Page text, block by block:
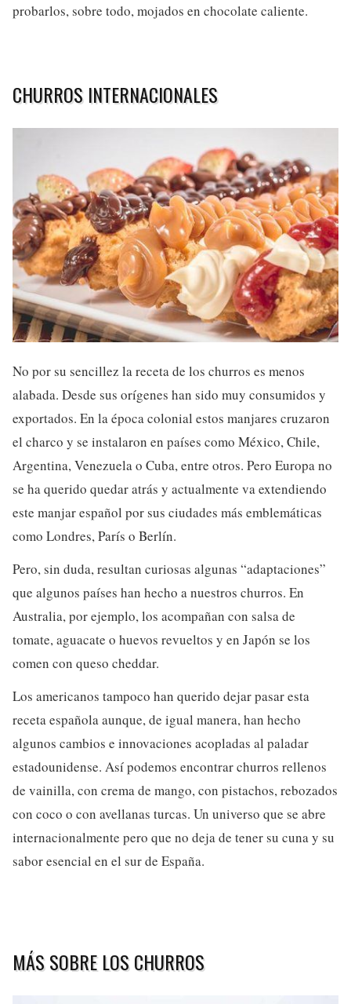
probarlos, sobre todo, mojados en chocolate caliente.
CHURROS INTERNACIONALES
No por su sencillez la receta de los churros es menos
alabada. Desde sus orígenes han sido muy consumidos y
exportados. En la época colonial estos manjares cruzaron
el charco y se instalaron en países como México, Chile,
Argentina, Venezuela o Cuba, entre otros. Pero Europa no
se ha querido quedar atrás y actualmente va extendiendo
este manjar español por sus ciudades más emblemáticas
como Londres, París o Berlín.
Pero, sin duda, resultan curiosas algunas “adaptaciones”
que algunos países han hecho a nuestros churros. En
Australia, por ejemplo, los acompañan con salsa de
tomate, aguacate o huevos revueltos y en Japón se los
comen con queso cheddar.
Los americanos tampoco han querido dejar pasar esta
receta española aunque, de igual manera, han hecho
algunos cambios e innovaciones acopladas al paladar
estadounidense. Así podemos encontrar churros rellenos
de vainilla, con crema de mango, con pistachos, rebozados
con coco o con avellanas turcas. Un universo que se abre
internacionalmente pero que no deja de tener su cuna y su
sabor esencial en el sur de España.
MÁS SOBRE LOS CHURROS